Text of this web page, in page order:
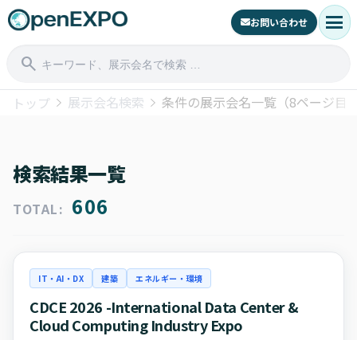
お問い合わせ menu
search
トップ 展示会名検索 条件の展示会名一覧（8ページ目
検索結果一覧
TOTAL: 606
IT・AI・DX 建築 エネルギー・環境
CDCE 2026 -International Data Center &
Cloud Computing Industry Expo